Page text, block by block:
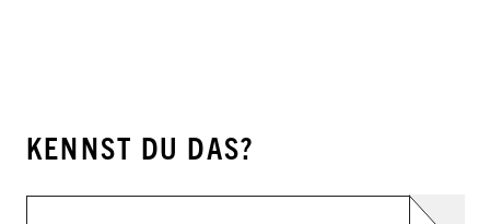
KENNST DU DAS?